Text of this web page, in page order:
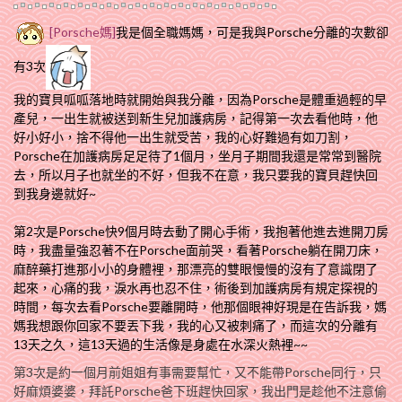
[Porsche媽]我是個全職媽媽，可是我與Porsche分離的次數卻
有3次
我的寶貝呱呱落地時就開始與我分離，因為Porsche是體重過輕的早
產兒，一出生就被送到新生兒加護病房，記得第一次去看他時，他
好小好小，捨不得他一出生就受苦，我的心好難過有如刀割，
Porsche在加護病房足足待了1個月，坐月子期間我還是常常到醫院
去，所以月子也就坐的不好，但我不在意，我只要我的寶貝趕快回
到我身邊就好~
第2次是Porsche快9個月時去動了開心手術，我抱著他進去進開刀房
時，我盡量強忍著不在Porsche面前哭，看著Porsche躺在開刀床，
麻醉藥打進那小小的身體裡，那漂亮的雙眼慢慢的沒有了意識閉了
起來，心痛的我，淚水再也忍不住，術後到加護病房有規定探視的
時間，每次去看Porsche要離開時，他那個眼神好現是在告訴我，媽
媽我想跟你回家不要丟下我，我的心又被刺痛了，而這次的分離有
13天之久，這13天過的生活像是身處在水深火熱裡~~
第3次是約一個月前姐姐有事需要幫忙，又不能帶Porsche同行，只
好麻煩婆婆，拜託Porsche爸下班趕快回家，我出門是趁他不注意偷